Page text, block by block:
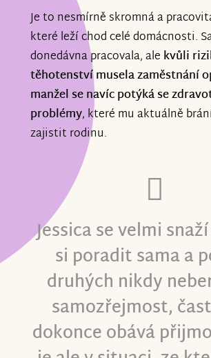
Je to nesmírně skromná a
které leží chod celé domácnosti.
donedávna pracovala, ale kvůli
těhotenství musela zaměstnání
manžel se navíc potýká se
problémy, které mu aktuálně
zajistit rodinu.
Jessica se velmi
si poradit sama a
druhých nikdy
samozřejmost,
dokonce obává